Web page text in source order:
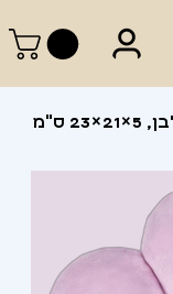
ס"מ